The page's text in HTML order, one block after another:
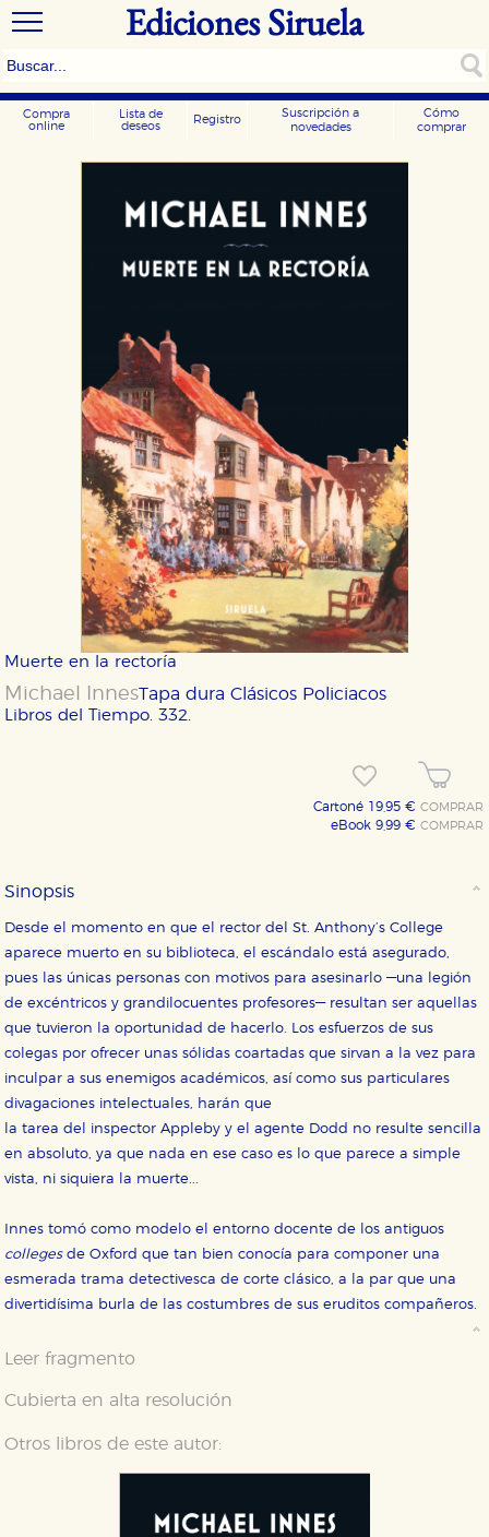
Ediciones Siruela
Compra
online
Lista de
deseos
Registro
Suscripción a
novedades
Cómo
comprar
Muerte en la rectoría
Michael Innes
Libros del Tiempo. 332.
Tapa duraClásicos Policiacos
Cartoné 19,95 €COMPRAR
eBook 9,99 €COMPRAR
Sinopsis
Desde el momento en que el rector del St. Anthony’s College
aparece muerto en su biblioteca, el escándalo está asegurado,
pues las únicas personas con motivos para asesinarlo —una legión
de excéntricos y grandilocuentes profesores— resultan ser aquellas
que tuvieron la oportunidad de hacerlo. Los esfuerzos de sus
colegas por ofrecer unas sólidas coartadas que sirvan a la vez para
inculpar a sus enemigos académicos, así como sus particulares
divagaciones intelectuales, harán que
la tarea del inspector Appleby y el agente Dodd no resulte sencilla
en absoluto, ya que nada en ese caso es lo que parece a simple
vista, ni siquiera la muerte...
Innes tomó como modelo el entorno docente de los antiguos
collegesde Oxford que tan bien conocía para componer una
esmerada trama detectivesca de corte clásico, a la par que una
divertidísima burla de las costumbres de sus eruditos compañeros.
Leer fragmento
Cubierta en alta resolución
Otros libros de este autor:
CONFIGURACIÓN DE COOKIES
HABILITAR TODO RECHAZAR TODO
Estas cookies son necesarias para que nuestro sitio
nuestro sistema. Es posible hacerlo desde el
áreas de nuestra web dejen de funcionar
Cookies de rendimiento y analíticas